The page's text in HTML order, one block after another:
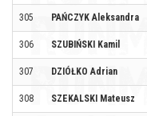
305 PAŃCZYK Aleksandra
306 SZUBIŃSKI Kamil
307 DZIÓŁKO Adrian
308 SZEKALSKI Mateusz